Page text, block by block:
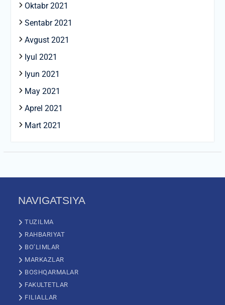
Oktabr 2021
Sentabr 2021
Avgust 2021
Iyul 2021
Iyun 2021
May 2021
Aprel 2021
Mart 2021
NAVIGATSIYA
TUZILMA
RAHBARIYAT
BO’LIMLAR
MARKAZLAR
BOSHQARMALAR
FAKULTETLAR
FILIALLAR